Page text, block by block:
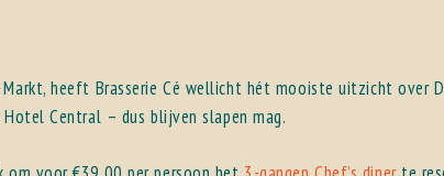
heeft Brasserie Cé wellicht hét mooiste uitzicht over
Central – dus blijven slapen mag.